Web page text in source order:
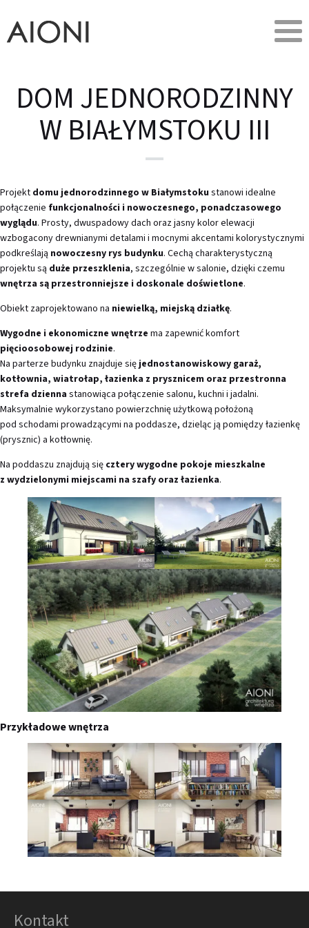
DOM JEDNORODZINNY
W BIAŁYMSTOKU III
Projekt domu jednorodzinnego w Białymstoku stanowi idealne
połączenie funkcjonalności i nowoczesnego, ponadczasowego
wyglądu. Prosty, dwuspadowy dach oraz jasny kolor elewacji
wzbogacony drewnianymi detalami i mocnymi akcentami kolorystycznymi
podkreślają nowoczesny rys budynku. Cechą charakterystyczną
projektu są duże przeszklenia, szczególnie w salonie, dzięki czemu
wnętrza są przestronniejsze i doskonale doświetlone.
Obiekt zaprojektowano na niewielką, miejską działkę.
Wygodne i ekonomiczne wnętrze ma zapewnić komfort
pięcioosobowej rodzinie.
Na parterze budynku znajduje sięjednostanowiskowy garaż,
kotłownia, wiatrołap, łazienka z prysznicem oraz przestronna
strefa dzienna stanowiąca połączenie salonu, kuchni i jadalni.
Maksymalnie wykorzystano powierzchnię użytkową położoną
pod schodami prowadzącymi na poddasze, dzieląc ją pomiędzy łazienkę
(prysznic) a kotłownię.
Na poddaszu znajdują się cztery wygodne pokoje mieszkalne
z wydzielonymi miejscami na szafy oraz łazienka.
Przykładowe wnętrza
Kontakt